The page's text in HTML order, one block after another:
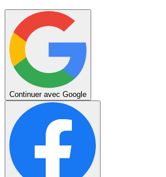
Continuer avec Google